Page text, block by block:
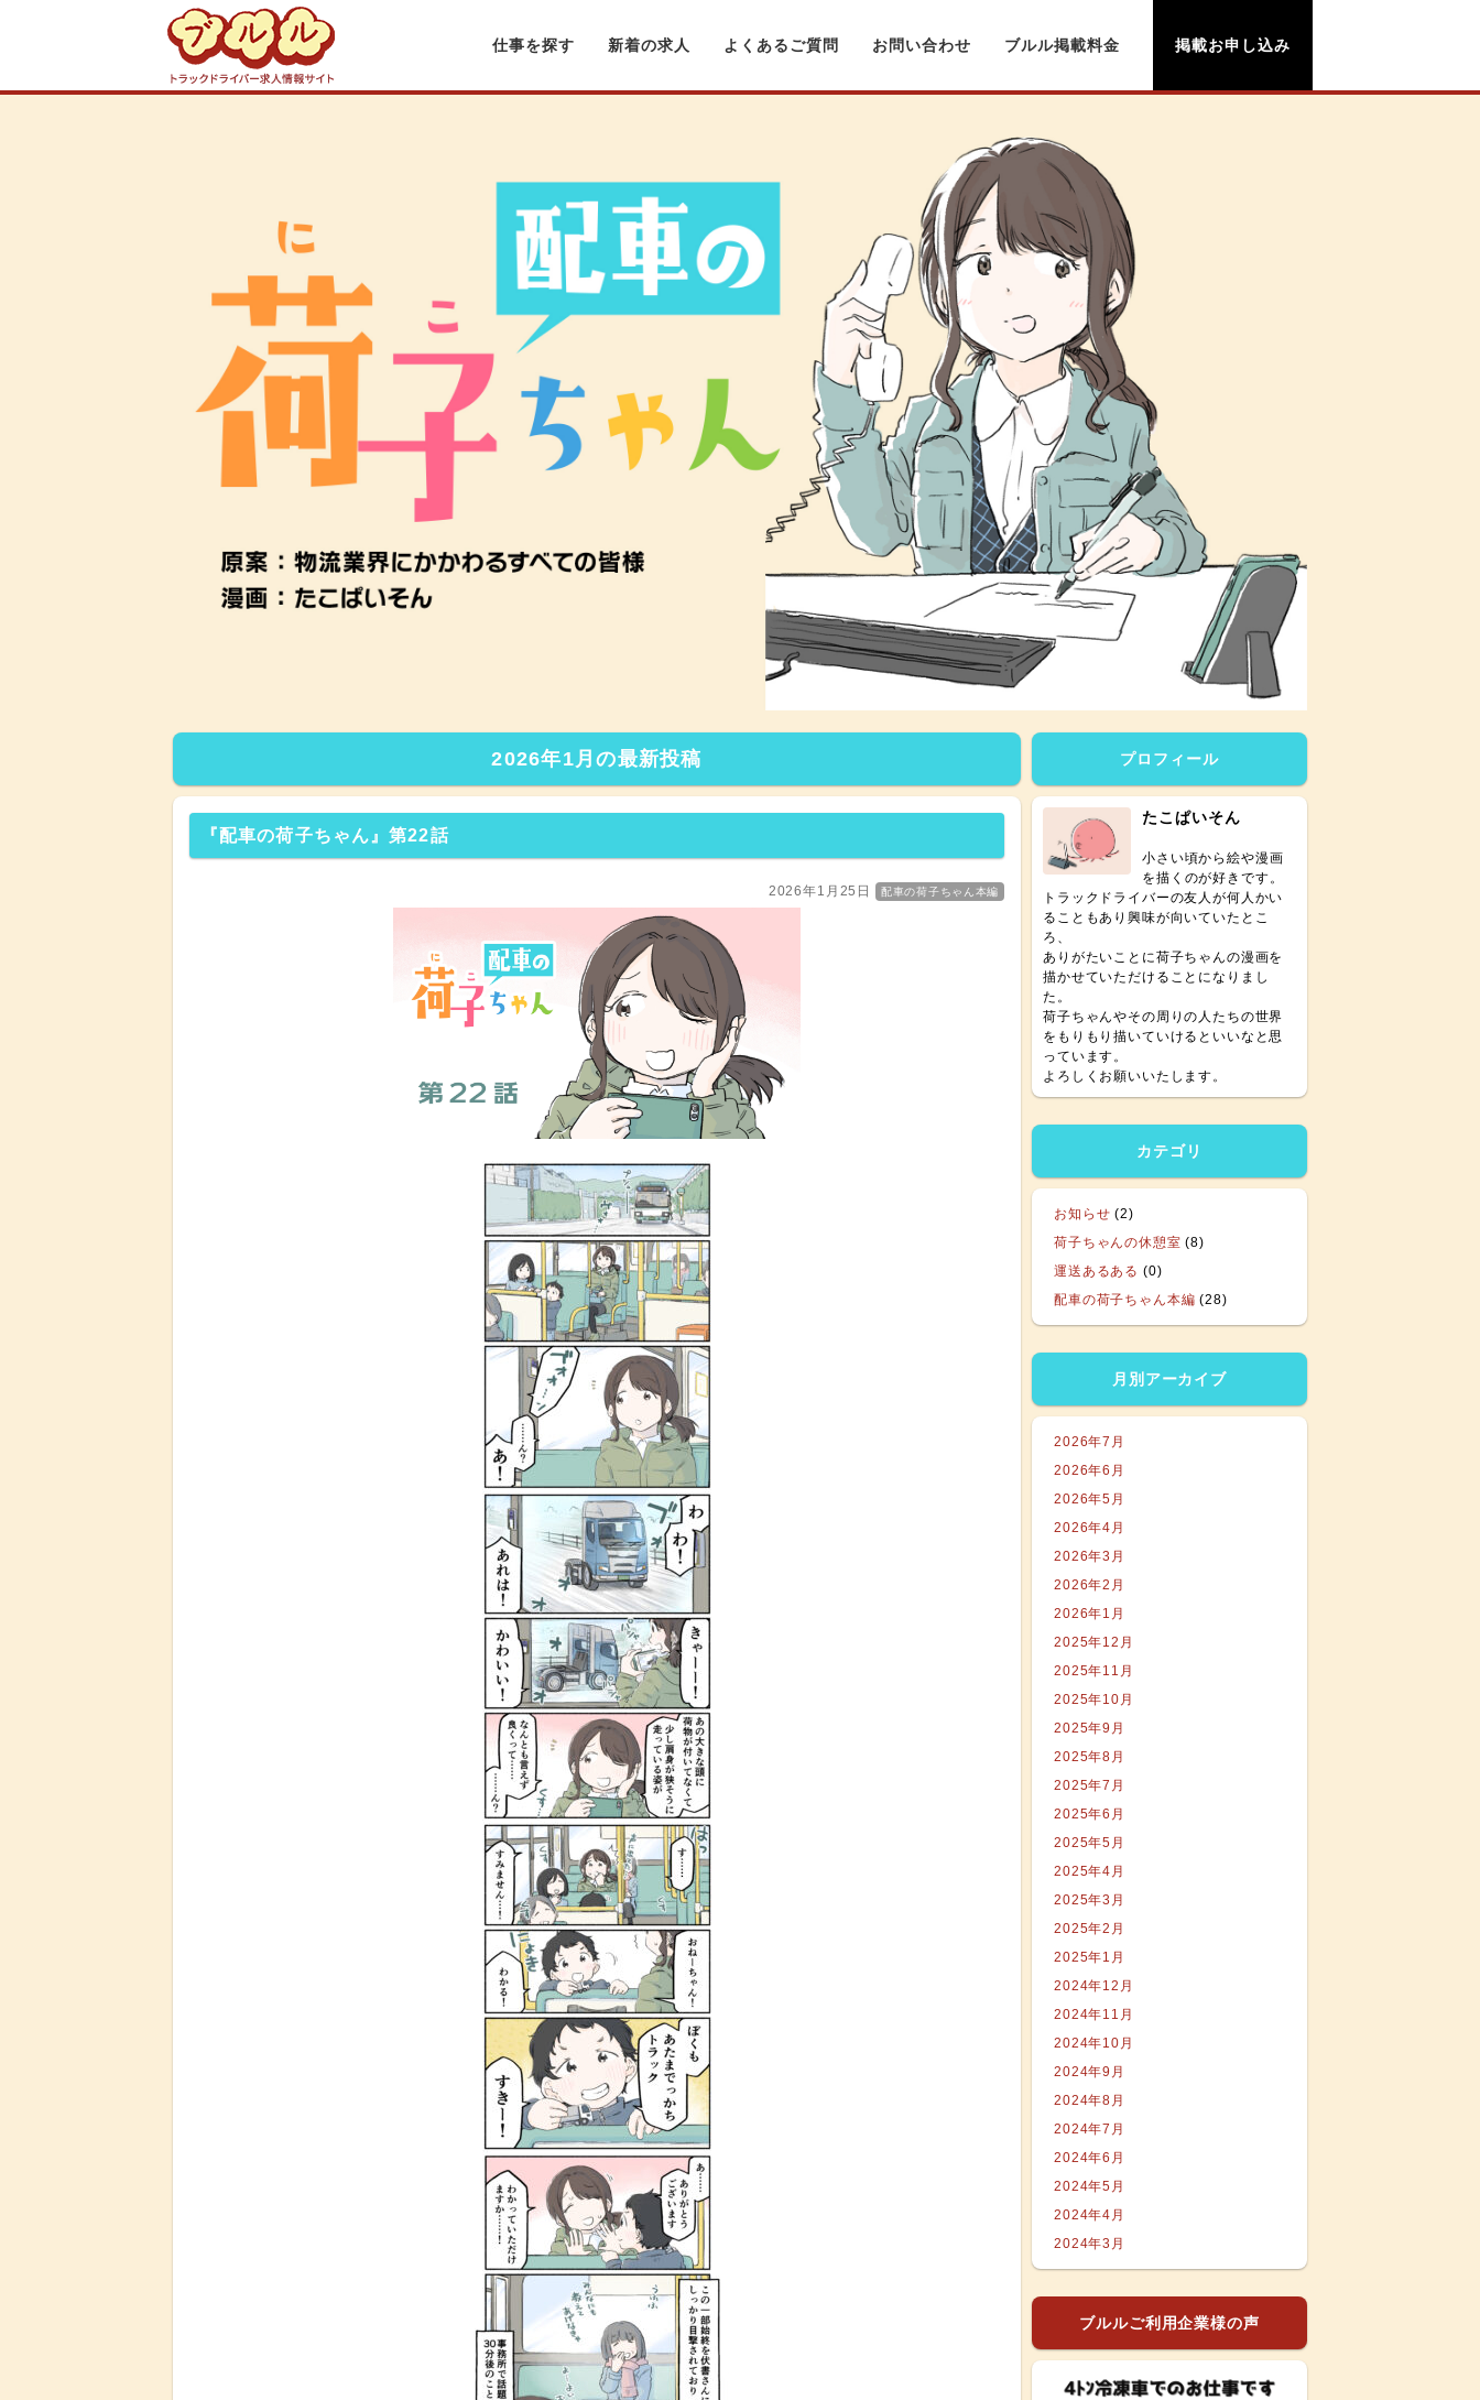
仕事を探す 新着の求人 よくあるご質問 お問い合わせ ブルル掲載料金 掲載お申し込み
2026年1月の最新投稿
『配車の荷子ちゃん』第22話
2026年1月25日 配車の荷子ちゃん本編
プロフィール
たこぱいそん
小さい頃から絵や漫画
を描くのが好きです。
トラックドライバーの友人が何人かい
ることもあり興味が向いていたとこ
ろ、
ありがたいことに荷子ちゃんの漫画を
描かせていただけることになりまし
た。
荷子ちゃんやその周りの人たちの世界
をもりもり描いていけるといいなと思
っています。
よろしくお願いいたします。
カテゴリ
お知らせ (2)
荷子ちゃんの休憩室 (8)
運送あるある (0)
配車の荷子ちゃん本編 (28)
月別アーカイブ
2026年7月
2026年6月
2026年5月
2026年4月
2026年3月
2026年2月
2026年1月
2025年12月
2025年11月
2025年10月
2025年9月
2025年8月
2025年7月
2025年6月
2025年5月
2025年4月
2025年3月
2025年2月
2025年1月
2024年12月
2024年11月
2024年10月
2024年9月
2024年8月
2024年7月
2024年6月
2024年5月
2024年4月
2024年3月
ブルルご利用企業様の声